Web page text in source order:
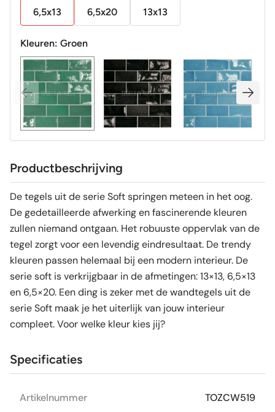
6,5x13
6,5x20 13x13
Kleuren: Groen
Productbeschrijving
De tegels uit de serie Soft springen meteen in het oog.
De gedetailleerde afwerking en fascinerende kleuren
zullen niemand ontgaan. Het robuuste oppervlak van de
tegel zorgt voor een levendig eindresultaat. De trendy
kleuren passen helemaal bij een modern interieur. De
serie soft is verkrijgbaar in de afmetingen: 13×13, 6,5×13
en 6,5×20. Een ding is zeker met de wandtegels uit de
serie Soft maak je het uiterlijk van jouw interieur
compleet. Voor welke kleur kies jij?
Specificaties
Artikelnummer TOZCW519